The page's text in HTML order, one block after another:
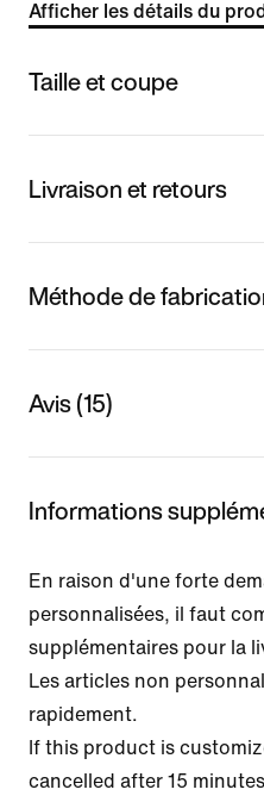
Afficher les détails du
Taille et coupe
Livraison et retours
Méthode de
Avis (15)
Informations
En raison d'une forte
personnalisées, il faut
supplémentaires pour la
Les articles non
rapidement.
If this product is
cancelled after 15